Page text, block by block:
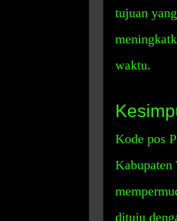
tujuan
waktu.
Kode pos
Kabupaten
dituju